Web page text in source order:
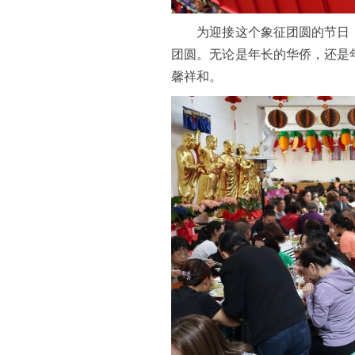
为迎接这个象征团圆的节日
团圆。无论是年长的华侨，还
馨祥和。